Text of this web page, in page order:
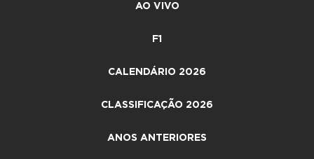
AO VIVO
F1
CALENDÁRIO 2026
CLASSIFICAÇÃO 2026
ANOS ANTERIORES